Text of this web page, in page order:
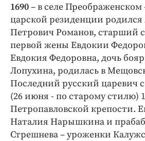
1690– в селе
царской резиденции родился
Петрович Романов, старший
первой жены Евдокии
Евдокия Федоровна, дочь
Лопухина, родилась в
Последний русский царевич
(26 июня - по старому стилю)
Петропавловской крепости.
Наталия Нарышкина и
Стрешнева – уроженки